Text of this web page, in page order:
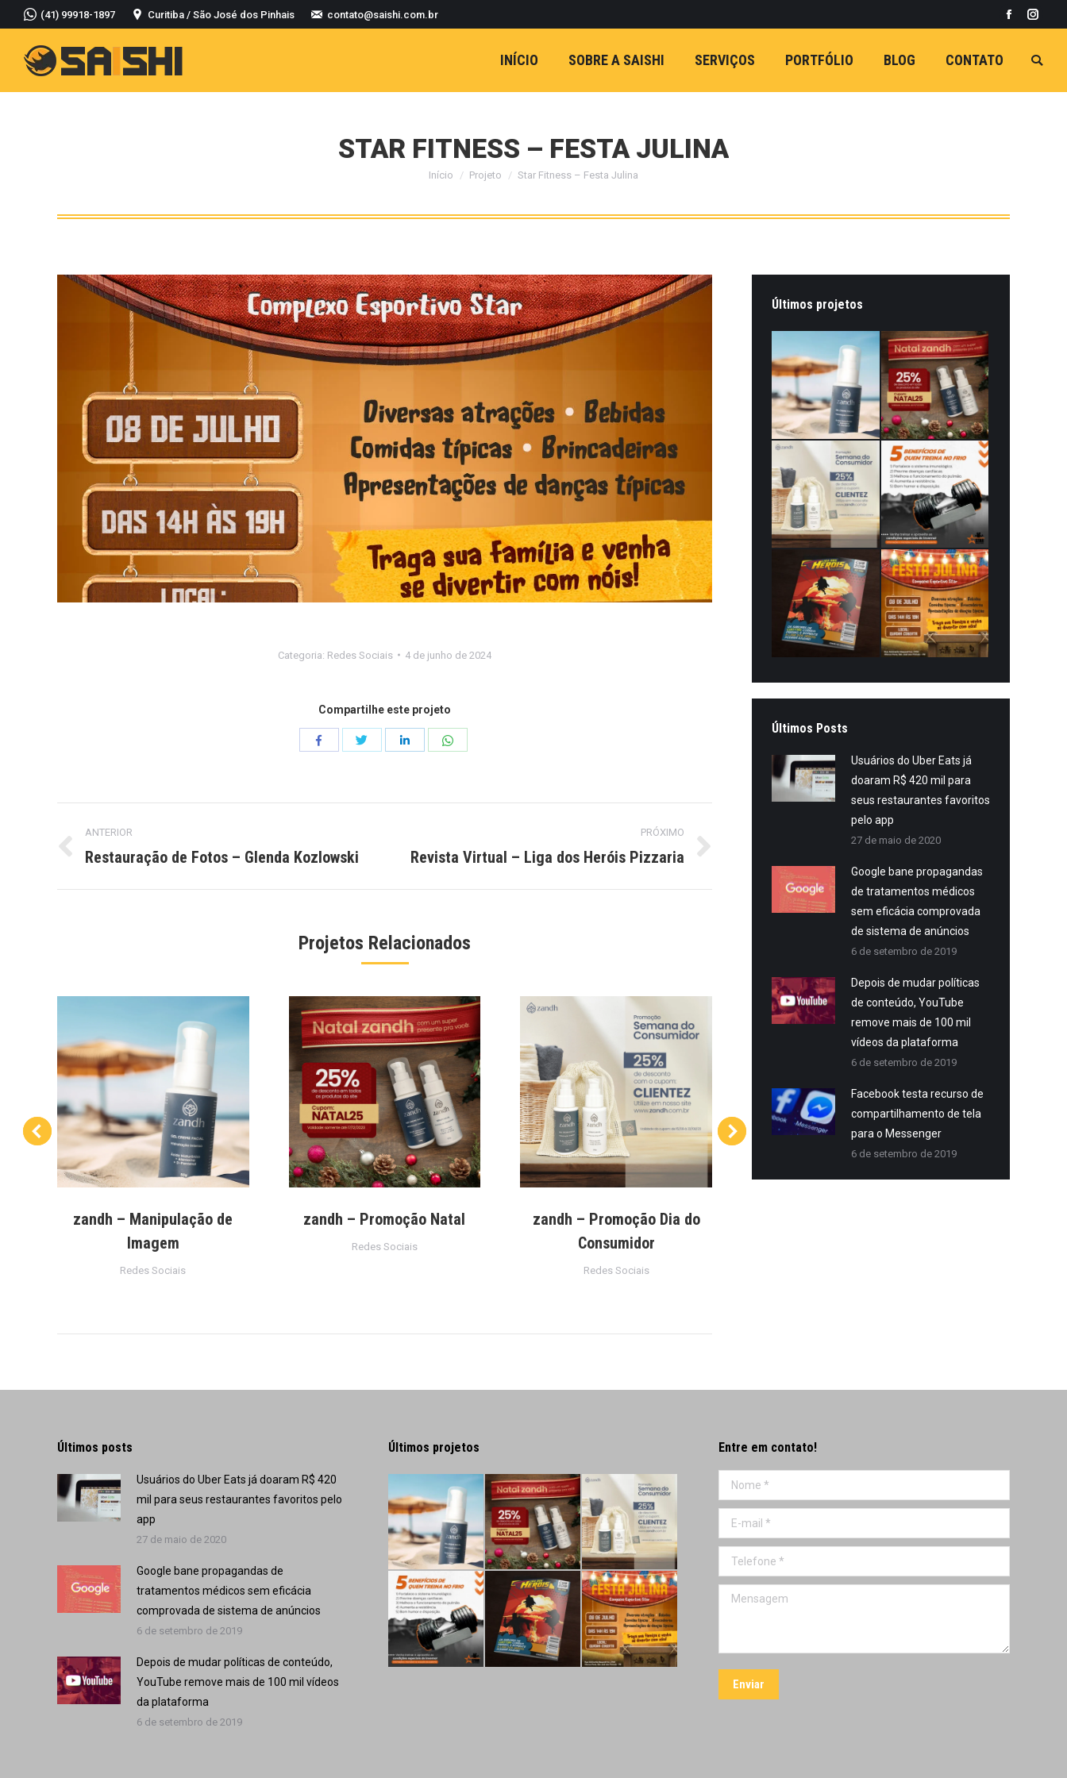
(41) 99918-1897 Curitiba / São José dos Pinhais contato@saishi.com.br
Facebook
INÍCIO SOBRE A SAISHI SERVIÇOS PORTFÓLIO BLOG CONTATO Buscar
STAR FITNESS – FESTA JULINA
Você está aqui:
Início Projeto Star Fitness – Festa Julina
Categoria: Redes Sociais 4 de junho de 2024
Compartilhe este projeto
CompartilharCompartilharCompartilharCompartilhar
navigation
ANTERIOR
Previous
Restauração de Fotos – Glenda Kozlowski
PRÓXIMO
Next
Revista Virtual – Liga dos Heróis Pizzaria
Projetos Relacionados
zandh – Manipulação de
Imagem
Redes Sociais
zandh – Promoção Natal
Redes Sociais
zandh – Promoção Dia do
Consumidor
Redes Sociais
Últimos projetos
Últimos Posts
Usuários do Uber Eats já
doaram R$ 420 mil para
seus restaurantes favoritos
pelo app
27 de maio de 2020
Google bane propagandas
de tratamentos médicos
sem eficácia comprovada
de sistema de anúncios
6 de setembro de 2019
Depois de mudar políticas
de conteúdo, YouTube
remove mais de 100 mil
vídeos da plataforma
6 de setembro de 2019
Facebook testa recurso de
compartilhamento de tela
para o Messenger
6 de setembro de 2019
Últimos posts
Usuários do Uber Eats já doaram R$ 420
mil para seus restaurantes favoritos pelo
app
27 de maio de 2020
Google bane propagandas de
tratamentos médicos sem eficácia
comprovada de sistema de anúncios
6 de setembro de 2019
Depois de mudar políticas de conteúdo,
YouTube remove mais de 100 mil vídeos
da plataforma
6 de setembro de 2019
Últimos projetos Entre em contato!
Nome *
E-mail *
Telefone *
Mensagem
Enviar